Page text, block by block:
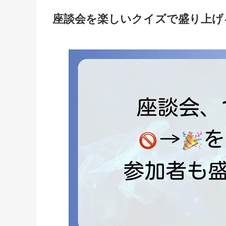
座談会を楽しいクイズで盛り上